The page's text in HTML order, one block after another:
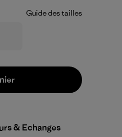
Guide des tailles
& Echanges